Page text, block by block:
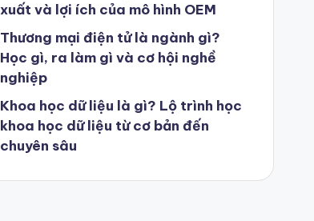
xuất và lợi ích của mô hình OEM
Thương mại điện tử là ngành gì?
Học gì, ra làm gì và cơ hội nghề
nghiệp
Khoa học dữ liệu là gì? Lộ trình học
khoa học dữ liệu từ cơ bản đến
chuyên sâu